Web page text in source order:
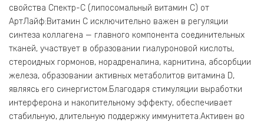
свойства Спектр-С (липосомальный витамин С) от
АртЛайф:Витамин С исключительно важен в регуляции
синтеза коллагена — главного компонента соединительных
тканей, участвует в образовании гиалуроновой кислоты,
стероидных гормонов, норадреналина, карнитина, абсорбции
железа, образовании активных метаболитов витамина D,
являясь его синергистом.Благодаря стимуляции выработки
интерферона и накопительному эффекту, обеспечивает
стабильную, длительную поддержку иммунитета.Активен во